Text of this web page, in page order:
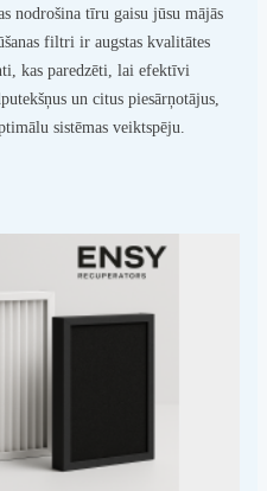
nodrošina tīru gaisu jūsu mājās
filtri ir augstas kvalitātes
kas paredzēti, lai efektīvi
un citus piesārņotājus,
sistēmas veiktspēju.